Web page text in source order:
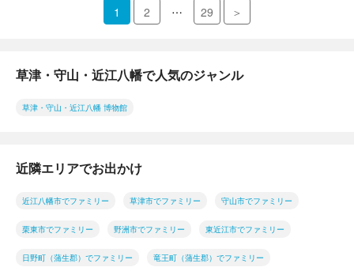
1 2 … 29 ＞
草津・守山・近江八幡で人気のジャンル
草津・守山・近江八幡 博物館
近隣エリアでお出かけ
近江八幡市でファミリー 草津市でファミリー 守山市でファミリー
栗東市でファミリー 野洲市でファミリー 東近江市でファミリー
日野町（蒲生郡）でファミリー 竜王町（蒲生郡）でファミリー